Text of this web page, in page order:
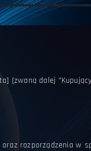
(zwaną dalej
rozporządzenia w